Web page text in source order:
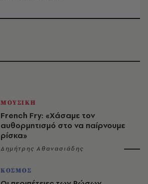
ΜΟΥΣΙΚΗ
French Fry: «Χάσαμε τον
αυθορμητισμό στο να παίρνουμε
ρίσκα»
Δημήτρης Αθανασιάδης
ΚΟΣΜΟΣ